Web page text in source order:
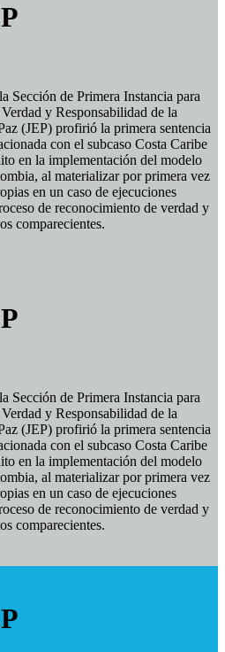
Sección de Primera Instancia para
y Responsabilidad de la
(JEP) profirió la primera sentencia
con el subcaso Costa Caribe
en la implementación del modelo
al materializar por primera vez
en un caso de ejecuciones
de reconocimiento de verdad y
comparecientes.
Sección de Primera Instancia para
y Responsabilidad de la
(JEP) profirió la primera sentencia
con el subcaso Costa Caribe
en la implementación del modelo
al materializar por primera vez
en un caso de ejecuciones
de reconocimiento de verdad y
comparecientes.